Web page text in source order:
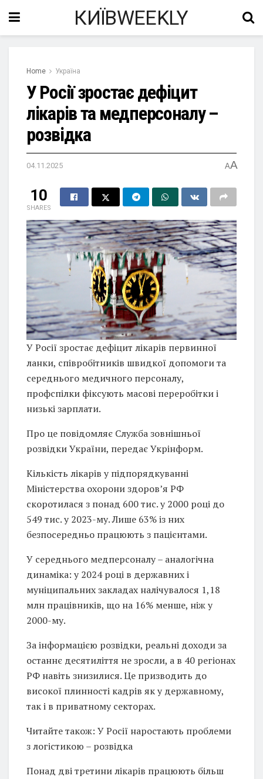
КИЇВWEEKLY
Home Україна
У Росії зростає дефіцит
лікарів та медперсоналу –
розвідка
04.11.2025 AA
10
SHARES
У Росії зростає дефіцит лікарів первинної
ланки, співробітників швидкої допомоги та
середнього медичного персоналу,
профспілки фіксують масові переробітки і
низькі зарплати.
Про це повідомляє Служба зовнішньої
розвідки України, передає Укрінформ.
Кількість лікарів у підпорядкуванні
Міністерства охорони здоров’я РФ
скоротилася з понад 600 тис. у 2000 році до
549 тис. у 2023-му. Лише 63% із них
безпосередньо працюють з пацієнтами.
У середнього медперсоналу – аналогічна
динаміка: у 2024 році в державних і
муніципальних закладах налічувалося 1,18
млн працівників, що на 16% менше, ніж у
2000-му.
За інформацією розвідки, реальні доходи за
останнє десятиліття не зросли, а в 40 регіонах
РФ навіть знизилися. Це призводить до
високої плинності кадрів як у державному,
так і в приватному секторах.
Читайте також: У Росії наростають проблеми
з логістикою – розвідка
Понад дві третини лікарів працюють більш